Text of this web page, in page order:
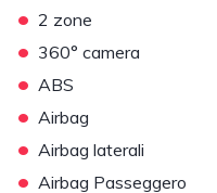
• 2 zone
• 360° camera
• ABS
• Airbag
• Airbag laterali
• Airbag Passeggero